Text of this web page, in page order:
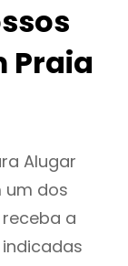
Praia
Alugar
um dos
a